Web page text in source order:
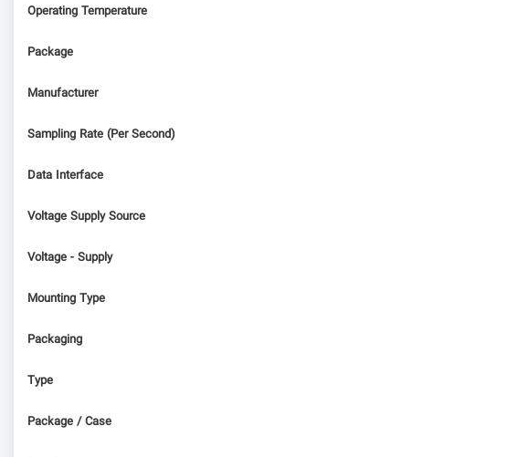
Operating Temperature
Package
Manufacturer
Sampling Rate (Per Second)
Data Interface
Voltage Supply Source
Voltage - Supply
Mounting Type
Packaging
Type
Package / Case